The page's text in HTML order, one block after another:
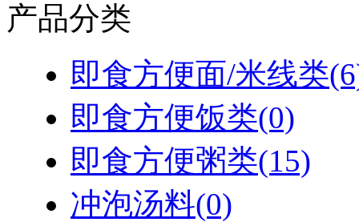
产品分类
即食方便面/米线类
即食方便饭类(0)
即食方便粥类(15)
冲泡汤料(0)